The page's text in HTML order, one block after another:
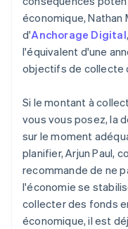
économique, Nathan
d'Anchorage Digital
l'équivalent d'une
objectifs de collecte
Si le montant à
vous vous posez, la
sur le moment
planifier, Arjun Paul,
recommande de ne
l'économie se
collecter des fonds
économique, il est